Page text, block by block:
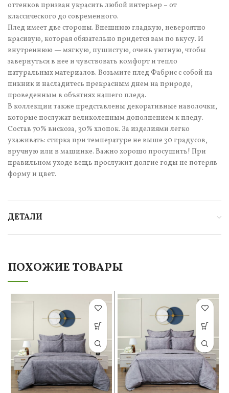
оттенков призван украсить любой интерьер – от
классического до современного.
Плед имеет две стороны. Внешнюю гладкую, невероятно
красивую, которая обязательно придется вам по вкусу. И
внутреннюю — мягкую, пушистую, очень уютную, чтобы
завернуться в нее и чувствовать комфорт и тепло
натуральных материалов. Возьмите плед Фабрис с собой на
пикник и насладитесь прекрасным днем на природе,
проведенным в объятиях нашего пледа.
В коллекции также представлены декоративные наволочки,
которые послужат великолепным дополнением к пледу.
Состав 70% вискоза, 30% хлопок. За изделиями легко
ухаживать: стирка при температуре не выше 30 градусов,
вручную или в машинке. Важно хорошо просушить! При
правильном уходе вещь прослужит долгие годы не потеряв
форму и цвет.
ДЕТАЛИ
ПОХОЖИЕ ТОВАРЫ